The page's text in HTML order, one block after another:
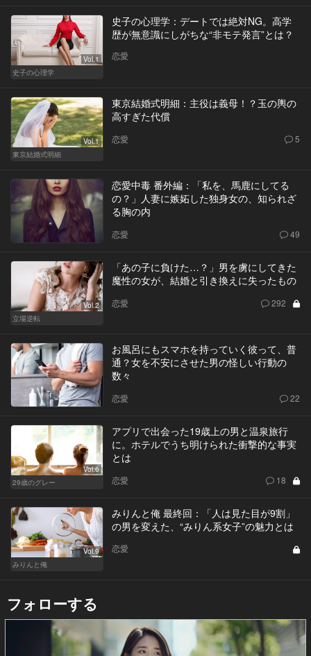
Vol.1
史子の心理学
史子の心理学：デートでは絶対NG。高学
歴が無意識にしがちな“非モテ発言”とは？
恋愛
Vol.1
東京結婚式明細
東京結婚式明細：主役は義母！？玉の輿の
高すぎた代償
恋愛 5
恋愛中毒 番外編：「私を、馬鹿にしてる
の？」人妻に嫉妬した独身女の、知られざ
る胸の内
恋愛 49
Vol.2
立場逆転
「あの子に負けた…？」男を虜にしてきた
魔性の女が、結婚と引き換えに失ったもの
恋愛 292
お風呂にもスマホを持っていく彼って、普
通？女を不安にさせた男の怪しい行動の
数々
恋愛 22
Vol.6
29歳のグレー
アプリで出会った19歳上の男と温泉旅行
に。ホテルでうち明けられた衝撃的な事実
とは
恋愛 18
Vol.9
みりんと俺
みりんと俺 最終回：「人は見た目が9割」
の男を変えた、“みりん系女子”の魅力とは
恋愛
フォローする